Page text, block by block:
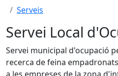
Serveis
Servei Local
Servei municipal d'ocupació
recerca de feina